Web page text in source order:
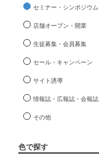
セミナー・シンポジウム
店舗オープン・開業
生徒募集・会員募集
セール・キャンペーン
サイト誘導
情報誌・広報誌・会報誌
その他
色で探す